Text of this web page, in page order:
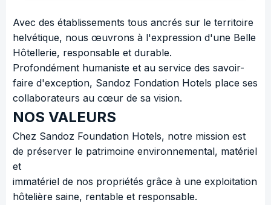
Avec des établissements tous ancrés sur le territoire
helvétique, nous œuvrons à l'expression d'une Belle
Hôtellerie, responsable et durable.
Profondément humaniste et au service des savoir-
faire d'exception, Sandoz Fondation Hotels place ses
collaborateurs au cœur de sa vision.
NOS VALEURS
Chez Sandoz Foundation Hotels, notre mission est
de préserver le patrimoine environnemental, matériel
et
immatériel de nos propriétés grâce à une exploitation
hôtelière saine, rentable et responsable.